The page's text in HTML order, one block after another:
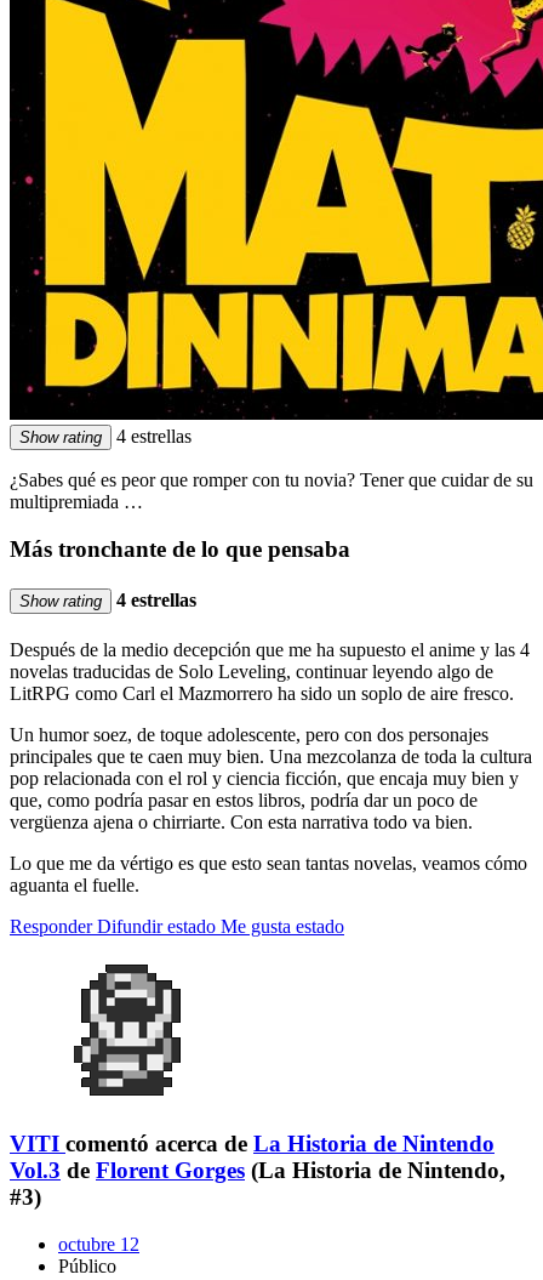
Show rating 4 estrellas
¿Sabes qué es peor que romper con tu novia? Tener que cuidar de su
multipremiada …
Más tronchante de lo que pensaba
Show rating 4 estrellas
Después de la medio decepción que me ha supuesto el anime y las 4
novelas traducidas de Solo Leveling, continuar leyendo algo de
LitRPG como Carl el Mazmorrero ha sido un soplo de aire fresco.
Un humor soez, de toque adolescente, pero con dos personajes
principales que te caen muy bien. Una mezcolanza de toda la cultura
pop relacionada con el rol y ciencia ficción, que encaja muy bien y
que, como podría pasar en estos libros, podría dar un poco de
vergüenza ajena o chirriarte. Con esta narrativa todo va bien.
Lo que me da vértigo es que esto sean tantas novelas, veamos cómo
aguanta el fuelle.
Responder Difundir estado Me gusta estado
VITI comentó acerca de La Historia de Nintendo
Vol.3 de Florent Gorges (La Historia de Nintendo,
#3)
octubre 12
Público